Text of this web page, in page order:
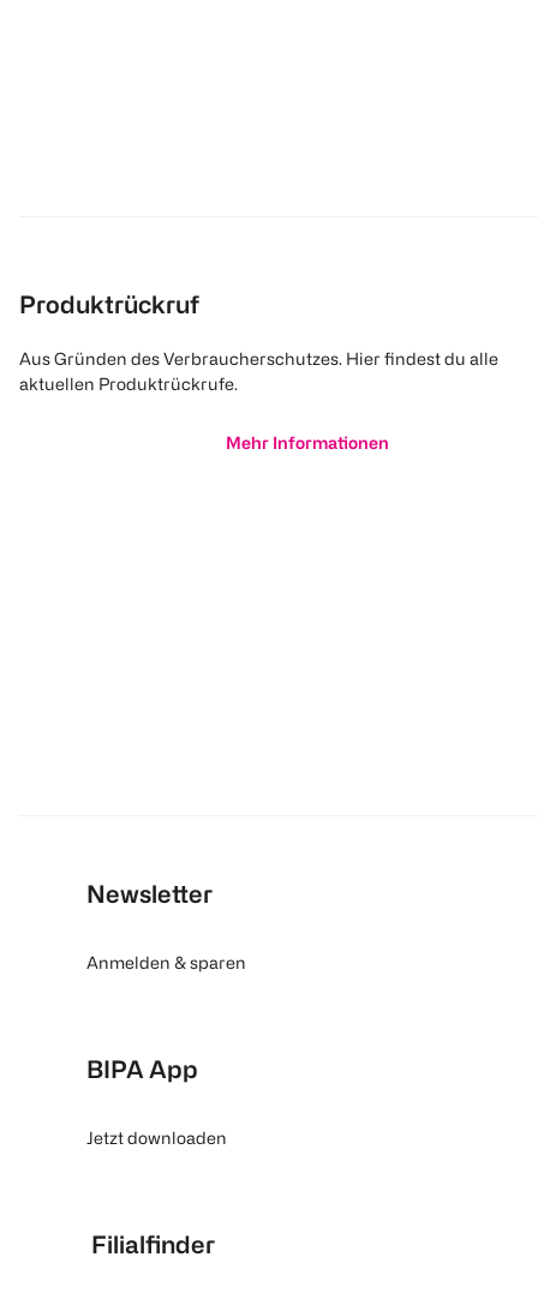
Produktrückruf
Aus Gründen des Verbraucherschutzes. Hier findest du alle
aktuellen Produktrückrufe.
Mehr Informationen
Newsletter
Anmelden & sparen
BIPA App
Jetzt downloaden
Filialfinder